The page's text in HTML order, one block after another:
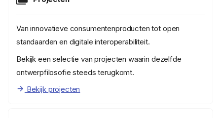
Van innovatieve consumentenproducten tot open
standaarden en digitale interoperabiliteit.
Bekijk een selectie van projecten waarin dezelfde
ontwerpfilosofie steeds terugkomt.
Bekijk projecten